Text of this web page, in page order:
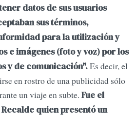
datos de sus usuarios
sus términos,
para la utilización y
e imágenes (foto y voz) por los
y de comunicación".Es decir, el
en rostro de una publicidad sólo
un viaje en subte. Fue el
quien presentó un